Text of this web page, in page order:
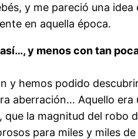
y me pareció una idea
en aquella época.
y menos con tan
y hemos podido
aberración… Aquello era
la magnitud del robo
para miles y miles de